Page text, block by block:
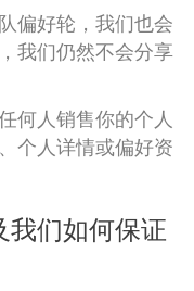
偏好轮，我们也会
我们仍然不会分享
何人销售你的个人
个人详情或偏好资
我们如何保证